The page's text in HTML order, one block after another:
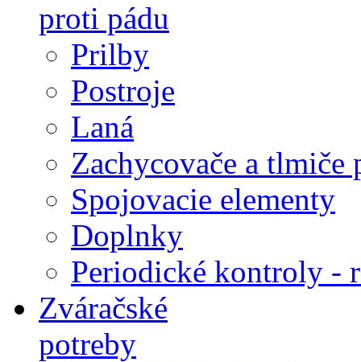
proti pádu
Prilby
Postroje
Laná
Zachycovače a tlmiče
Spojovacie elementy
Doplnky
Periodické kontroly -
Zváračské
potreby